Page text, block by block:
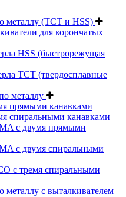
металлу (TCT и HSS)
для корончатых
HSS (быстрорежущая
TCT (твердосплавные
металлу
прямыми канавками
спиральными канавками
с двумя прямыми
с двумя спиральными
с тремя спиральными
металлу c выталкивателем